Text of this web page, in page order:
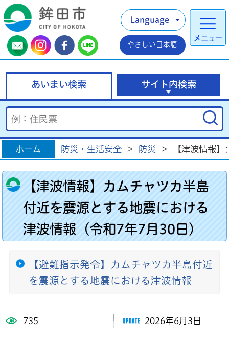
メニュー
Language
やさしい日本語
あいまい検索 サイト内検索
ホーム 防災・生活安全 > 防災 > 【津波情報
【津波情報】カムチャツカ半島
付近を震源とする地震における
津波情報（令和7年7月30日）
【避難指示発令】カムチャツカ半島付近
を震源とする地震における津波情報
735 2026年6月3日